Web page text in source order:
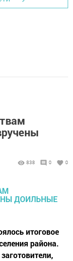
838 0 0
итоговое
района.